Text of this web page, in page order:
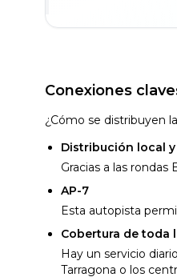
Conexiones
¿Cómo se distribuyen
Distribución local
Gracias a las rondas
AP-7
Esta autopista
Cobertura de toda
Hay un servicio
Tarragona o los